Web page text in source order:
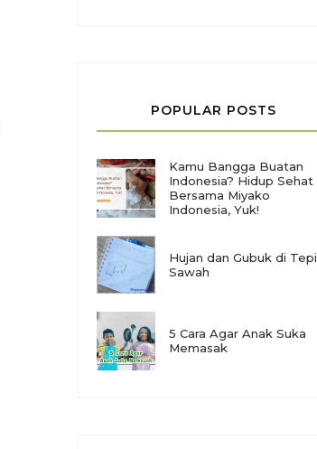
POPULAR POSTS
Kamu Bangga Buatan
Indonesia? Hidup Sehat
Bersama Miyako
Indonesia, Yuk!
Hujan dan Gubuk di Tepi
Sawah
5 Cara Agar Anak Suka
Memasak